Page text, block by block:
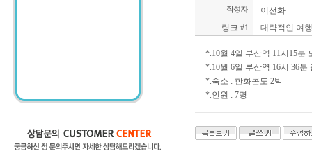
이선화
링크 #1
대략적인 여
*.10월 4일 부산역 11시15분
*.10월 6일 부산역 16시 36분
*.숙소 : 한화콘도 2박
*.인원 : 7명